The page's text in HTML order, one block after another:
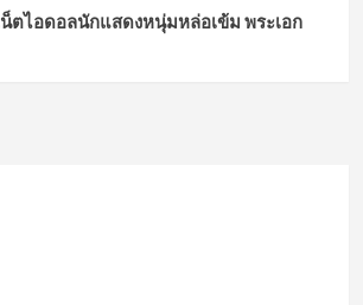
ตไอดอลนักแสดงหนุ่มหล่อเข้ม พระเอก